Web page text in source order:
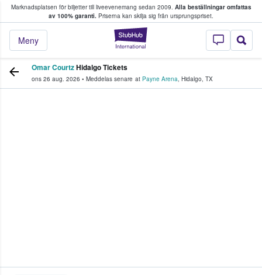
Marknadsplatsen för biljetter till liveevenemang sedan 2009. Alla beställningar omfattas
av 100% garanti. Priserna kan skilja sig från ursprungspriset.
StubHub – där
Meny
köper och säljer biljetter.
Omar CourtzHidalgo Tickets
ons 26 aug. 2026 • Meddelas senare at Payne Arena, Hidalgo, TX